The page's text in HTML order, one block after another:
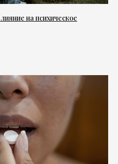
на психическое